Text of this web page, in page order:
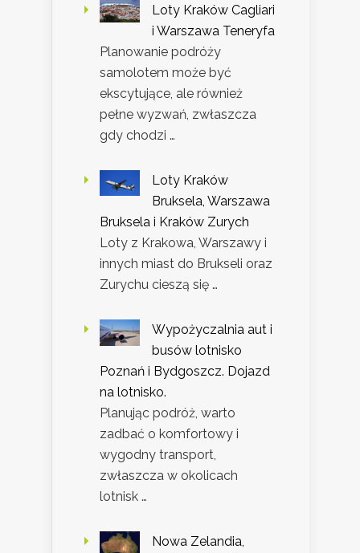
Loty Kraków Cagliari
i Warszawa Teneryfa
Planowanie podróży
samolotem może być
ekscytujące, ale również
pełne wyzwań, zwłaszcza
gdy chodzi …
Loty Kraków
Bruksela, Warszawa
Bruksela i Kraków Zurych
Loty z Krakowa, Warszawy i
innych miast do Brukseli oraz
Zurychu cieszą się …
Wypożyczalnia aut i
busów lotnisko
Poznań i Bydgoszcz. Dojazd
na lotnisko.
Planując podróż, warto
zadbać o komfortowy i
wygodny transport,
zwłaszcza w okolicach
lotnisk …
Nowa Zelandia,